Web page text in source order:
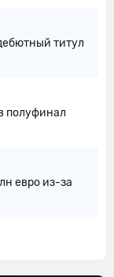
титул
полуфинал
евро из-за